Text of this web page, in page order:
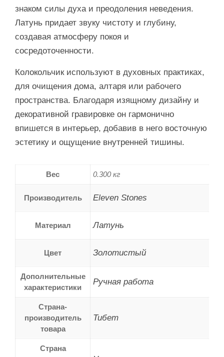
знаком силы духа и преодоления неведения.
Латунь придает звуку чистоту и глубину,
создавая атмосферу покоя и
сосредоточенности.
Колокольчик используют в духовных практиках,
для очищения дома, алтаря или рабочего
пространства. Благодаря изящному дизайну и
декоративной гравировке он гармонично
впишется в интерьер, добавив в него восточную
эстетику и ощущение внутренней тишины.
Вес 0.300 кг
Производитель Eleven Stones
Материал Латунь
Цвет Золотистый
Дополнительные
характеристики
Ручная работа
Страна-
производитель
товара
Тибет
Страна